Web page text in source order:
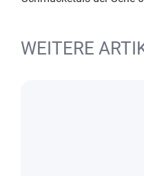
WEITERE